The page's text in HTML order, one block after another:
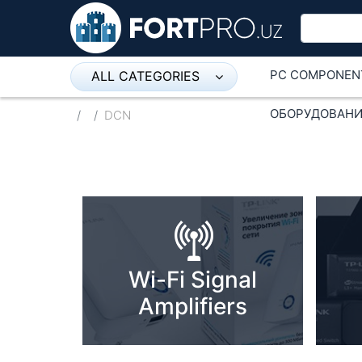
ALL CATEGORIES
Микрофон
ADSL, Wan / Lan Routers, Wi-Fi
IP Telephony
Stereo systems
PC
DCN
Wi-Fi Signal
Amplifiers